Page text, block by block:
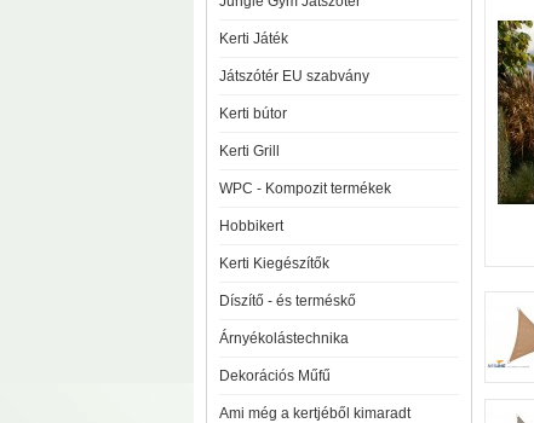
Kerti Játék
Játszótér EU szabvány
Kerti bútor
Kerti Grill
WPC - Kompozit termékek
Hobbikert
Kerti Kiegészítők
Díszítő - és terméskő
Árnyékolástechnika
Dekorációs Műfű
Ami még a kertjéből kimaradt